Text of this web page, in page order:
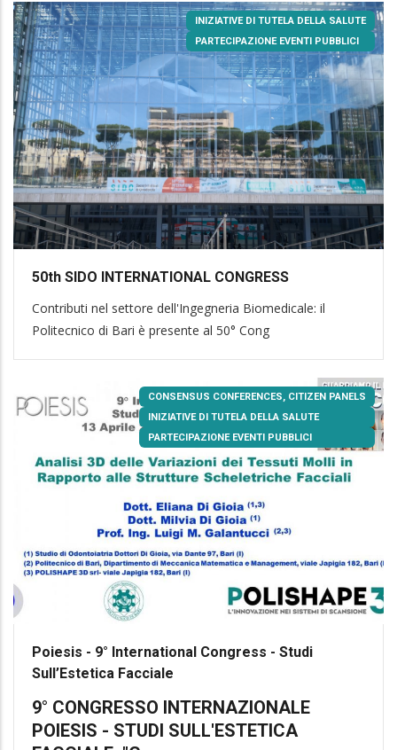
INIZIATIVE DI TUTELA DELLA SALUTE
PARTECIPAZIONE EVENTI PUBBLICI
50th SIDO INTERNATIONAL CONGRESS
Contributi nel settore dell'Ingegneria Biomedicale: il
Politecnico di Bari è presente al 50° Cong
CONSENSUS CONFERENCES, CITIZEN PANELS
INIZIATIVE DI TUTELA DELLA SALUTE
PARTECIPAZIONE EVENTI PUBBLICI
Poiesis - 9° International Congress - Studi
Sull’Estetica Facciale
9° CONGRESSO INTERNAZIONALE
POIESIS - STUDI SULL'ESTETICA